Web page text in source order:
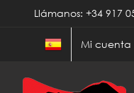
contenido
Llámanos: +34 917
Mi cuenta